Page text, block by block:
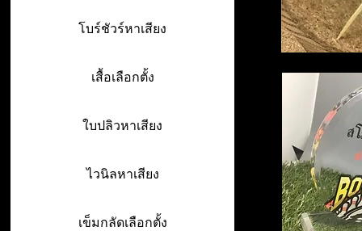
โบร์ชัวร์หาเสียง
เสื้อเลือกตั้ง
ใบปลิวหาเสียง
ไวนิลหาเสียง
เข็มกลัดเลือกตั้ง